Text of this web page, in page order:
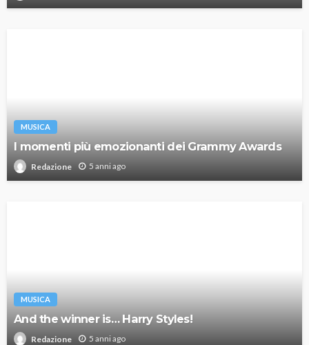
MUSICA
I momenti più emozionanti dei Grammy Awards
Redazione 5 anni ago
MUSICA
And the winner is… Harry Styles!
Redazione 5 anni ago